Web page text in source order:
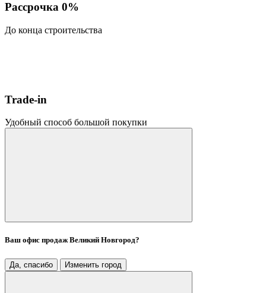
Рассрочка 0%
До конца строительства
Trade-in
Удобный способ большой покупки
Ваш офис продажВеликий Новгород?
Да, спасибо Изменить город